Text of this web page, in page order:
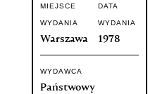
MIEJSCE
WYDANIA
Warszawa
DATA
WYDANIA
1978
WYDAWCA
Państwowy